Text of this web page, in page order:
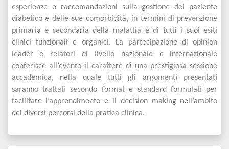
esperienze e raccomandazioni sulla gestione del paziente
diabetico e delle sue comorbidità, in termini di prevenzione
primaria e secondaria della malattia e di tutti i suoi esiti
clinici funzionali e organici. La partecipazione di opinion
leader e relatori di livello nazionale e internazionale
conferisce all’evento il carattere di una prestigiosa sessione
accademica, nella quale tutti gli argomenti presentati
saranno trattati secondo format e standard formulati per
facilitare l’apprendimento e il decision making nell’ambito
dei diversi percorsi della pratica clinica.